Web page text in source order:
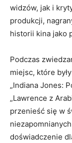
widzów, jak i
produkcji,
historii⁢ kina jako
Podczas
miejsc,⁤ które
„Indiana Jones:
„Lawrence z
przenieść się w
doświadczenie